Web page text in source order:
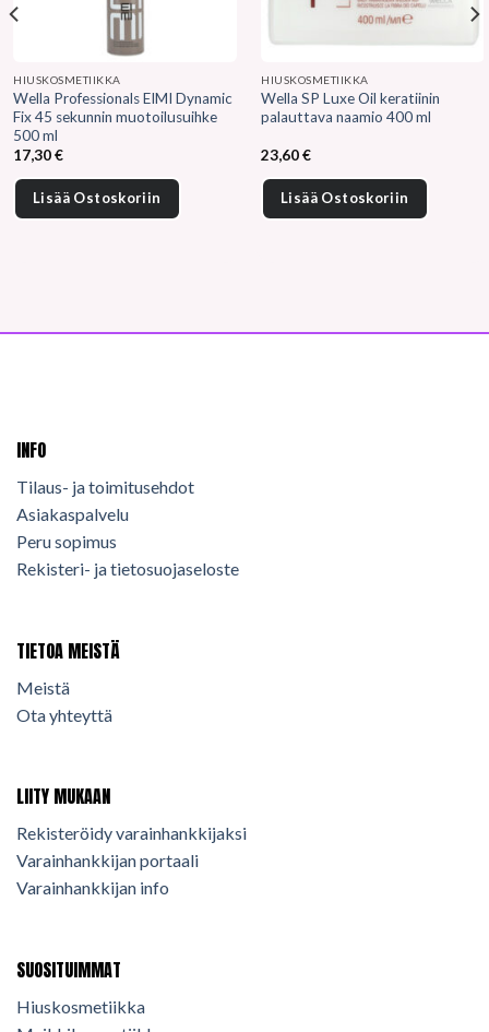
HIUSKOSMETIIKKA
Wella Professionals EIMI Dynamic
Fix 45 sekunnin muotoilusuihke
500 ml
17,30€
Lisää Ostoskoriin
HIUSKOSMETIIKKA
Wella SP Luxe Oil keratiinin
palauttava naamio 400 ml
23,60€
Lisää Ostoskoriin
INFO
Tilaus- ja toimitusehdot
Asiakaspalvelu
Peru sopimus
Rekisteri- ja tietosuojaseloste
TIETOA MEISTÄ
Meistä
Ota yhteyttä
LIITY MUKAAN
Rekisteröidy varainhankkijaksi
Varainhankkijan portaali
Varainhankkijan info
SUOSITUIMMAT
Hiuskosmetiikka